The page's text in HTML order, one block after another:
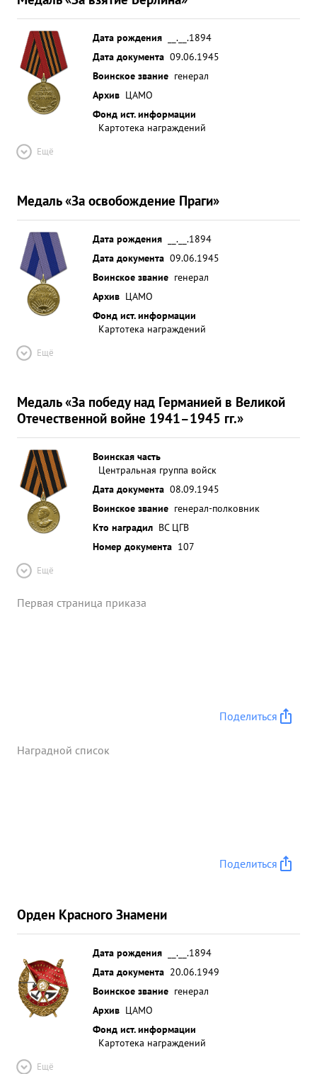
Дата рождения
__.__.1894
Дата документа 09.06.1945
Воинское звание генерал
Архив ЦАМО
Фонд ист. информации
Картотека награждений
Ещё
Медаль «За освобождение Праги»
Дата рождения
__.__.1894
Дата документа 09.06.1945
Воинское звание генерал
Архив ЦАМО
Фонд ист. информации
Картотека награждений
Ещё
Медаль «За победу над Германией в Великой
Отечественной войне 1941–1945 гг.»
Воинская часть
Центральная группа войск
Дата документа 08.09.1945
Воинское звание генерал-полковник
Кто наградил ВС ЦГВ
Номер документа 107
Ещё
Первая страница приказа
Поделиться
Наградной список
Поделиться
Орден Красного Знамени
Дата рождения
__.__.1894
Дата документа 20.06.1949
Воинское звание генерал
Архив ЦАМО
Фонд ист. информации
Картотека награждений
Ещё